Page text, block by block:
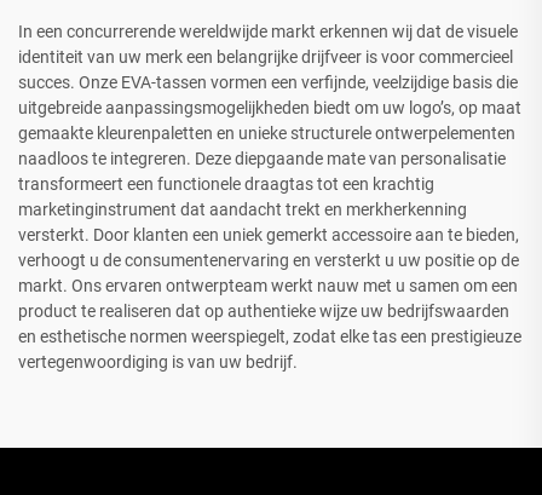
In een concurrerende wereldwijde markt erkennen wij dat de visuele
identiteit van uw merk een belangrijke drijfveer is voor commercieel
succes. Onze EVA-tassen vormen een verfijnde, veelzijdige basis die
uitgebreide aanpassingsmogelijkheden biedt om uw logo’s, op maat
gemaakte kleurenpaletten en unieke structurele ontwerpelementen
naadloos te integreren. Deze diepgaande mate van personalisatie
transformeert een functionele draagtas tot een krachtig
marketinginstrument dat aandacht trekt en merkherkenning
versterkt. Door klanten een uniek gemerkt accessoire aan te bieden,
verhoogt u de consumentenervaring en versterkt u uw positie op de
markt. Ons ervaren ontwerpteam werkt nauw met u samen om een
product te realiseren dat op authentieke wijze uw bedrijfswaarden
en esthetische normen weerspiegelt, zodat elke tas een prestigieuze
vertegenwoordiging is van uw bedrijf.